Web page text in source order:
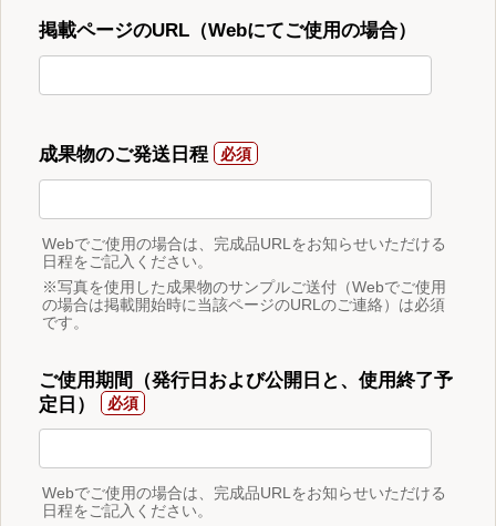
掲載ページのURL（Webにてご使用の場合）
成果物のご発送日程
Webでご使用の場合は、完成品URLをお知らせいただける
日程をご記入ください。
※写真を使用した成果物のサンプルご送付（Webでご使用
の場合は掲載開始時に当該ページのURLのご連絡）は必須
です。
ご使用期間（発行日および公開日と、使用終了予
定日）
Webでご使用の場合は、完成品URLをお知らせいただける
日程をご記入ください。